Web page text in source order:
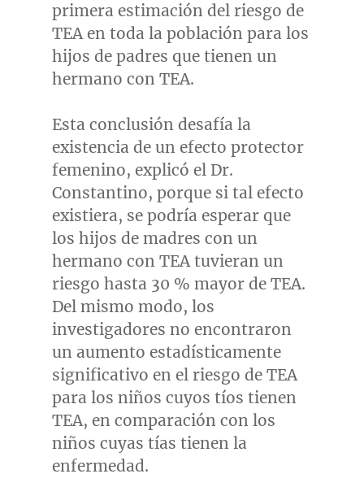
primera estimación del riesgo de
TEA en toda la población para los
hijos de padres que tienen un
hermano con TEA.
Esta conclusión desafía la
existencia de un efecto protector
femenino, explicó el Dr.
Constantino, porque si tal efecto
existiera, se podría esperar que
los hijos de madres con un
hermano con TEA tuvieran un
riesgo hasta 30 % mayor de TEA.
Del mismo modo, los
investigadores no encontraron
un aumento estadísticamente
significativo en el riesgo de TEA
para los niños cuyos tíos tienen
TEA, en comparación con los
niños cuyas tías tienen la
enfermedad.